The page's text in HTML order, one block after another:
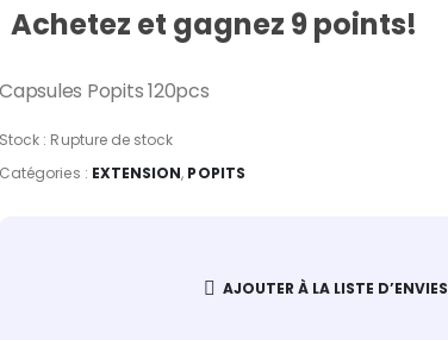
Achetez et gagnez 9 points!
Capsules Popits 120pcs
Stock : Rupture de stock
Catégories : EXTENSION, POPITS
AJOUTER À LA LISTE D’ENVIES